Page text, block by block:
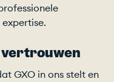
vertrouwen
GXO in ons stelt en